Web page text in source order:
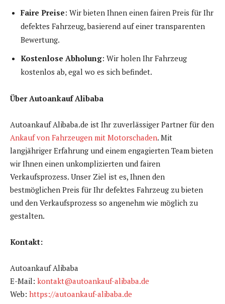
Faire Preise: Wir bieten Ihnen einen fairen Preis für Ihr
defektes Fahrzeug, basierend auf einer transparenten
Bewertung.
Kostenlose Abholung: Wir holen Ihr Fahrzeug
kostenlos ab, egal wo es sich befindet.
Über Autoankauf Alibaba
Autoankauf Alibaba.de ist Ihr zuverlässiger Partner für den
Ankauf von Fahrzeugen mit Motorschaden. Mit
langjähriger Erfahrung und einem engagierten Team bieten
wir Ihnen einen unkomplizierten und fairen
Verkaufsprozess. Unser Ziel ist es, Ihnen den
bestmöglichen Preis für Ihr defektes Fahrzeug zu bieten
und den Verkaufsprozess so angenehm wie möglich zu
gestalten.
Kontakt:
Autoankauf Alibaba
E-Mail: kontakt@autoankauf-alibaba.de
Web: https://autoankauf-alibaba.de